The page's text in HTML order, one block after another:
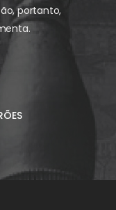
portanto,